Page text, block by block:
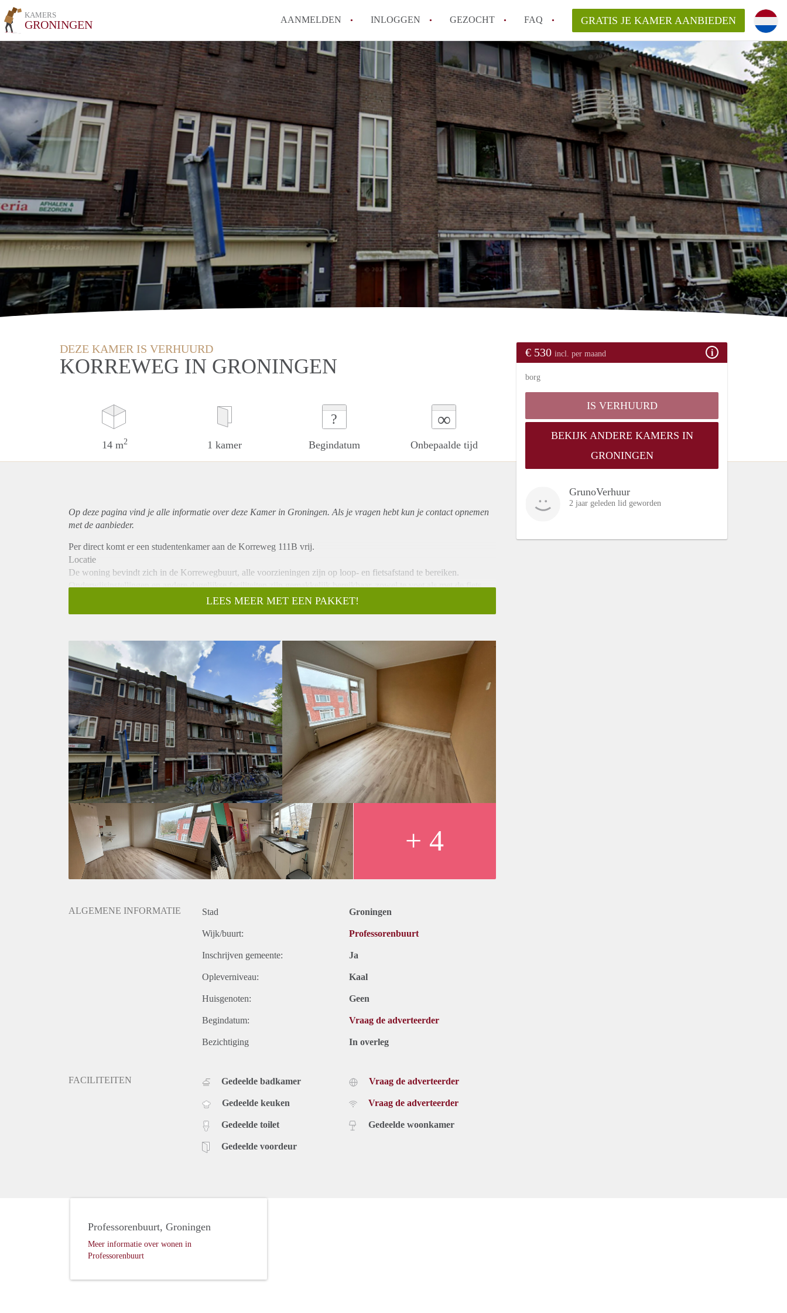
KAMERS
GRONINGEN AANMELDEN INLOGGEN GEZOCHT FAQ
Waar moet je op letten bij een huurcontract?
Waar kun je het best zoeken naar een kamer in Groningen?
Wat kost een studentenkamer in Groningen gemiddeld?
Wanneer moet ik beginnen met zoeken naar een kamer in Groningen?
De populairste studentenwijken in Groningen?
Alle veelgestelde vragen
GRATIS JE KAMER AANBIEDEN
DEZE KAMER IS VERHUURD
KORREWEG IN GRONINGEN
14 m2 1 kamer
?
Begindatum
∞
Onbepaalde tijd
€ 530 incl. per maand
borg
IS VERHUURD
BEKIJK ANDERE KAMERS IN
GRONINGEN
GrunoVerhuur
2 jaar geleden lid geworden
Op deze pagina vind je alle informatie over deze Kamer in Groningen. Als je vragen hebt kun je contact opnemen
met de aanbieder.
Per direct komt er een studentenkamer aan de Korreweg 111B vrij.
Locatie
De woning bevindt zich in de Korrewegbuurt, alle voorzieningen zijn op loop- en fietsafstand te bereiken.
Onderwijsinstellingen en andere dagelijkse faciliteiten zijn gemakkelijk bereikbaar, zowel te voet als met de fiets.
De kamer die vrijkomt is circa 17 m2. De keuken, badkamer, toilet en balkon worden gedeeld met vier andere
De huurprijs bedraagt €530,- exclusief servicekosten.
Vanwege het hoge aantal aanvragen kunnen we niet op iedereen reageren. Wij nodigen doorgaans circa 5
kandidaten uit voor een bezichtiging. We kunnen helaas niet iedereen persoonlijk beantwoorden of uitnodigingen.
LEES MEER MET EEN PAKKET!
+ 4
ALGEMENE INFORMATIE Stad Groningen
Wijk/buurt: Professorenbuurt
Inschrijven gemeente: Ja
Opleverniveau: Kaal
Huisgenoten: Geen
Begindatum: Vraag de adverteerder
Bezichtiging In overleg
FACILITEITEN Gedeelde badkamer
Gedeelde keuken
Gedeelde toilet
Gedeelde voordeur
Vraag de adverteerder
Vraag de adverteerder
Gedeelde woonkamer
Professorenbuurt, Groningen
Meer informatie over wonen in
Professorenbuurt